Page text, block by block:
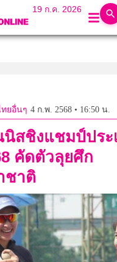
19 ก.ค. 2026
ยอื่นๆ 4 ก.พ. 2568 • 16:50 น.
สชิงแชมป์ประ
คัดตัวลุยศึก
ชาติ